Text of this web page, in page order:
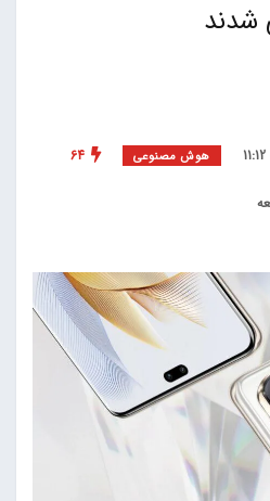
شدند
هوش مصنوعی 64